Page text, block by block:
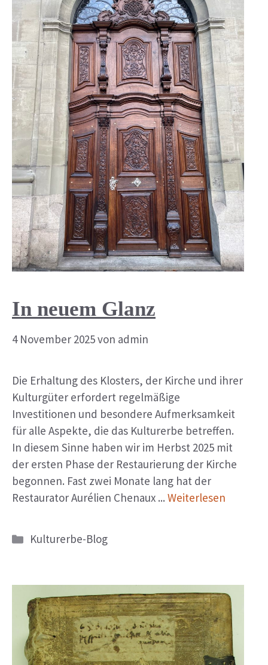
In neuem Glanz
4 November 2025von admin
Die Erhaltung des Klosters, der Kirche und ihrer
Kulturgüter erfordert regelmäßige
Investitionen und besondere Aufmerksamkeit
für alle Aspekte, die das Kulturerbe betreffen.
In diesem Sinne haben wir im Herbst 2025 mit
der ersten Phase der Restaurierung der Kirche
begonnen. Fast zwei Monate lang hat der
Restaurator Aurélien Chenaux ... Weiterlesen
Kategorien
Kulturerbe-Blog